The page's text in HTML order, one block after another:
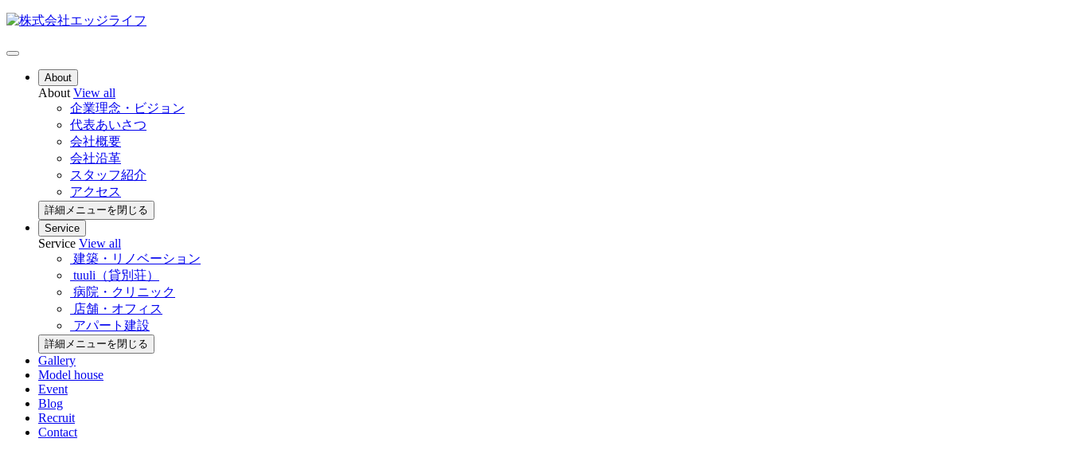
About
About View all
企業理念・ビジョン
代表あいさつ
会社概要
会社沿革
スタッフ紹介
アクセス
詳細メニューを閉じる
Service
Service View all
建築・リノベーション
tuuli（貸別荘）
病院・クリニック
店舗・オフィス
アパート建設
詳細メニューを閉じる
Gallery
Model house
Event
Blog
Recruit
Contact